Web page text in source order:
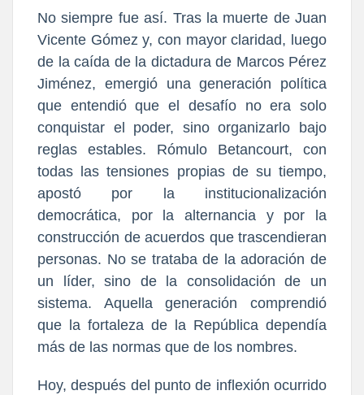
No siempre fue así. Tras la muerte de Juan
Vicente Gómez y, con mayor claridad, luego
de la caída de la dictadura de Marcos Pérez
Jiménez, emergió una generación política
que entendió que el desafío no era solo
conquistar el poder, sino organizarlo bajo
reglas estables. Rómulo Betancourt, con
todas las tensiones propias de su tiempo,
apostó por la institucionalización
democrática, por la alternancia y por la
construcción de acuerdos que trascendieran
personas. No se trataba de la adoración de
un líder, sino de la consolidación de un
sistema. Aquella generación comprendió
que la fortaleza de la República dependía
más de las normas que de los nombres.
Hoy, después del punto de inflexión ocurrido